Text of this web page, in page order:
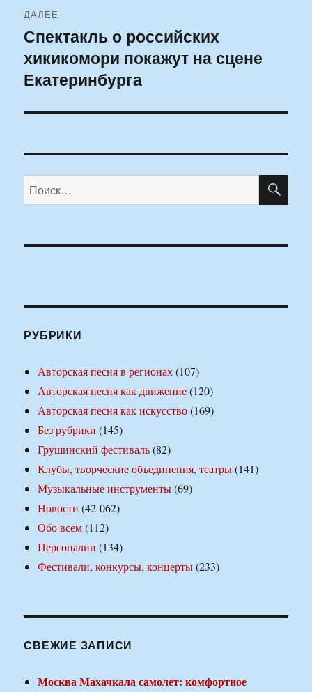
ДАЛЕЕ
Следующая
запись:
Спектакль о российских
хикикомори покажут на сцене
Екатеринбурга
Искать:
РУБРИКИ
Авторская песня в регионах(107)
Авторская песня как движение(120)
Авторская песня как искусство(169)
Без рубрики (145)
Грушинский фестиваль(82)
Клубы, творческие объединения, театры(141)
Музыкальные инструменты(69)
Новости (42 062)
Обо всем(112)
Персоналии (134)
Фестивали, конкурсы, концерты(233)
СВЕЖИЕ ЗАПИСИ
Москва Махачкала самолет: комфортное